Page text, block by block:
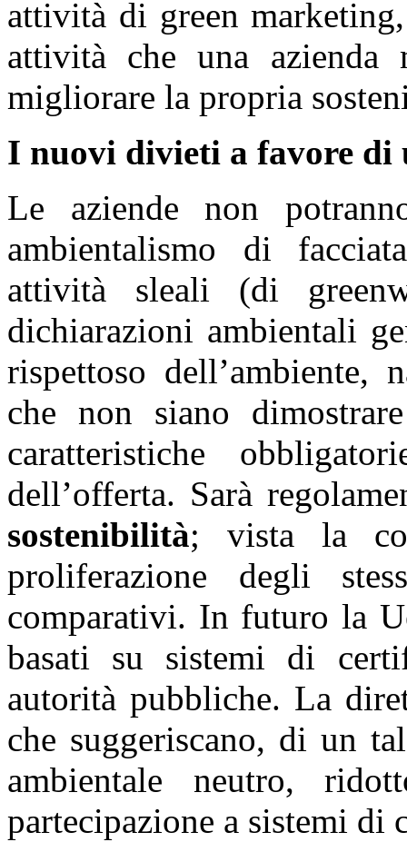
attività di green
attività che una
migliorare la propria
I nuovi divieti a favore di
Le aziende non
ambientalismo di
attività sleali (di
dichiarazioni ambientali
rispettoso dell’ambiente,
che non siano
caratteristiche
dell’offerta. Sarà
sostenibilità; vista la
proliferazione degli
comparativi. In futuro la
basati su sistemi di
autorità pubbliche. La
che suggeriscano, di un
ambientale neutro,
partecipazione a sistemi di